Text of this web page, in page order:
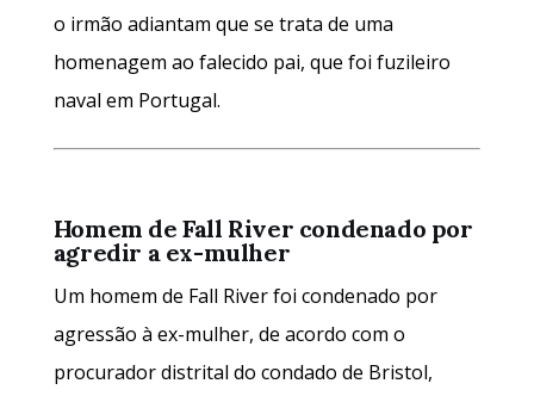
o irmão adiantam que se trata de uma
homenagem ao falecido pai, que foi fuzileiro
naval em Portugal.
Homem de Fall River condenado por
agredir a ex-mulher
Um homem de Fall River foi condenado por
agressão à ex-mulher, de acordo com o
procurador distrital do condado de Bristol,